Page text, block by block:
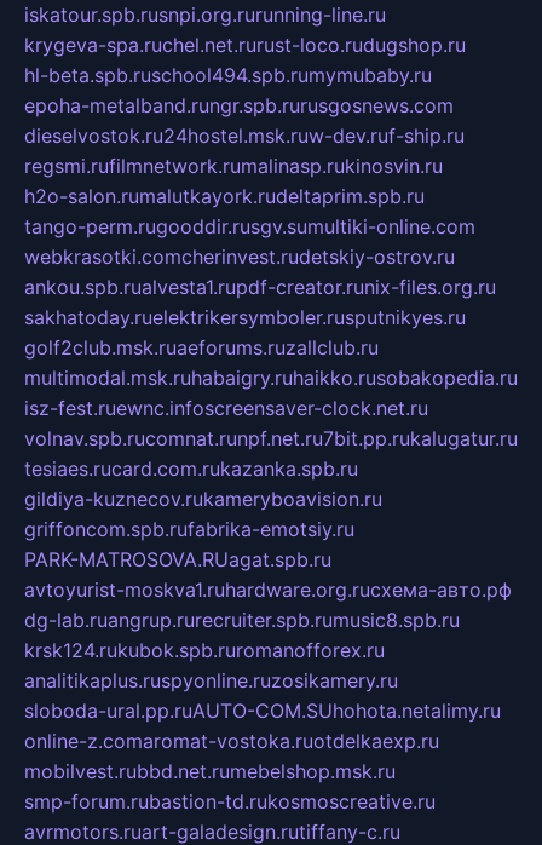
iskatour.spb.rusnpi.org.rurunning-line.ru
krygeva-spa.ruchel.net.rurust-loco.rudugshop.ru
hl-beta.spb.ruschool494.spb.rumymubaby.ru
epoha-metalband.rungr.spb.rurusgosnews.com
dieselvostok.ru24hostel.msk.ruw-dev.ruf-ship.ru
regsmi.rufilmnetwork.rumalinasp.rukinosvin.ru
h2o-salon.rumalutkayork.rudeltaprim.spb.ru
tango-perm.rugooddir.rusgv.sumultiki-online.com
webkrasotki.comcherinvest.rudetskiy-ostrov.ru
ankou.spb.rualvesta1.rupdf-creator.runix-files.org.ru
sakhatoday.ruelektrikersymboler.rusputnikyes.ru
golf2club.msk.ruaeforums.ruzallclub.ru
multimodal.msk.ruhabaigry.ruhaikko.rusobakopedia.ru
isz-fest.ruewnc.infoscreensaver-clock.net.ru
volnav.spb.rucomnat.runpf.net.ru7bit.pp.rukalugatur.ru
tesiaes.rucard.com.rukazanka.spb.ru
gildiya-kuznecov.rukameryboavision.ru
griffoncom.spb.rufabrika-emotsiy.ru
PARK-MATROSOVA.RUagat.spb.ru
avtoyurist-moskva1.ruhardware.org.ruсхема-авто.рф
dg-lab.ruangrup.rurecruiter.spb.rumusic8.spb.ru
krsk124.rukubok.spb.ruromanofforex.ru
analitikaplus.ruspyonline.ruzosikamery.ru
sloboda-ural.pp.ruAUTO-COM.SUhohota.netalimy.ru
online-z.comaromat-vostoka.ruotdelkaexp.ru
mobilvest.rubbd.net.rumebelshop.msk.ru
smp-forum.rubastion-td.rukosmoscreative.ru
avrmotors.ruart-galadesign.rutiffany-c.ru